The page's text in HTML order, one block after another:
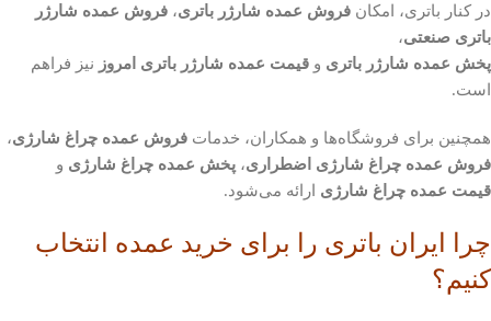
در کنار باتری، امکان فروش عمده شارژر باتری، فروش عمده شارژر
باتری صنعتی،
پخش عمده شارژر باتری و قیمت عمده شارژر باتری امروز نیز فراهم
است.
همچنین برای فروشگاه‌ها و همکاران، خدمات فروش عمده چراغ شارژی،
فروش عمده چراغ شارژی اضطراری، پخش عمده چراغ شارژی و
قیمت عمده چراغ شارژی ارائه می‌شود.
چرا ایران باتری را برای خرید عمده انتخاب
کنیم؟